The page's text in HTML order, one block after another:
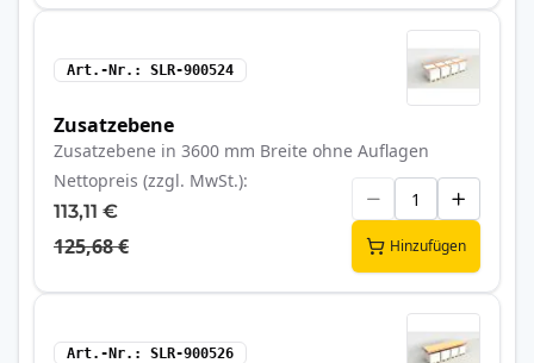
Art.-Nr. SLR-900524
Zusatzebene
Zusatzebene in 3600 mm Breite ohne Auflagen
Nettopreis (zzgl. MwSt.)
113,11 €
125,68 € Hinzufügen
Art.-Nr. SLR-900526